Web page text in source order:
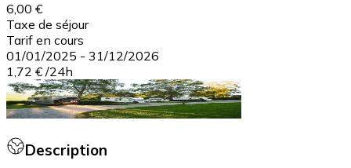
6,00 €
Taxe de séjour
Tarif en cours
01/01/2025 - 31/12/2026
1,72 € /24h
Description